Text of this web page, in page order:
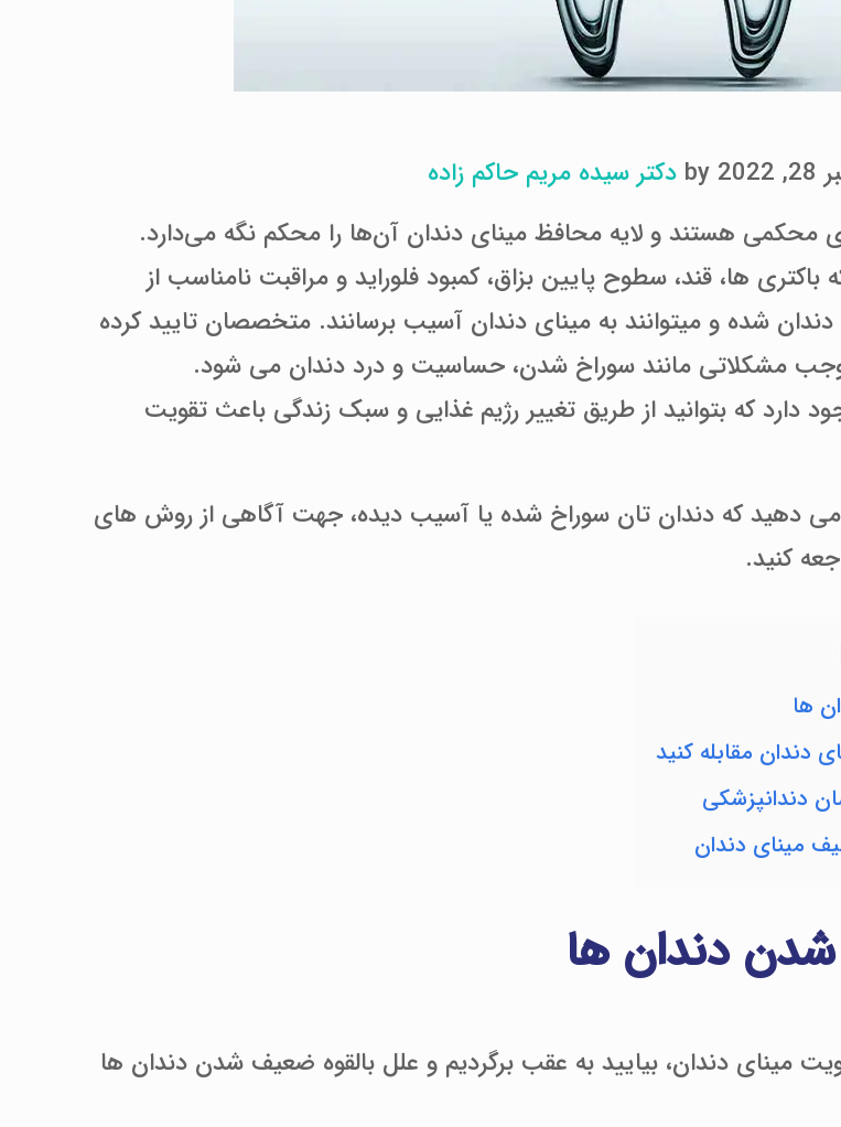
دکتر سیده مریم حاکم زاده
محکمی هستند و لایه محافظ مینای دندان آن‌ها را محکم نگه می‌دارد.
ها، قند، سطوح پایین بزاق، کمبود فلوراید و مراقبت نامناسب از
شده و میتوانند به مینای دندان آسیب برسانند. متخصصان تایید کرده
مشکلاتی مانند سوراخ شدن، حساسیت و درد دندان می شود.
دارد که بتوانید از طریق تغییر رژیم غذایی و سبک زندگی باعث تقویت
می دهید که دندان تان سوراخ شده یا آسیب دیده، جهت آگاهی از روش های
کنید.
ها
دندان مقابله کنید
دندانپزشکی
مینای دندان
دندان ها
مینای دندان، بیایید به عقب برگردیم و علل بالقوه ضعیف شدن دندان ها